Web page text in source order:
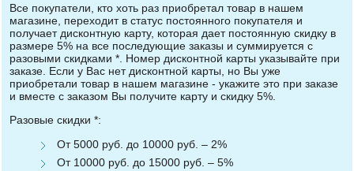
Все покупатели, кто хоть раз приобретал товар в нашем
магазине, переходит в статус постоянного покупателя и
получает дисконтную карту, которая дает постоянную скидку в
размере 5% на все последующие заказы и суммируется с
разовыми скидками *. Номер дисконтной карты указывайте при
заказе. Если у Вас нет дисконтной карты, но Вы уже
приобретали товар в нашем магазине - укажите это при заказе
и вместе с заказом Вы получите карту и скидку 5%.
Разовые скидки *:
От 5000 руб. до 10000 руб. – 2%
От 10000 руб. до 15000 руб. – 5%